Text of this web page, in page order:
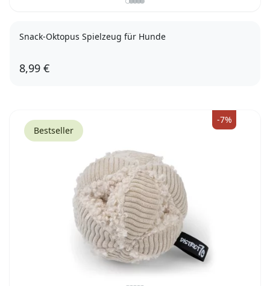
Snack-Oktopus Spielzeug für Hunde
8,99 €
Bestseller
-7%